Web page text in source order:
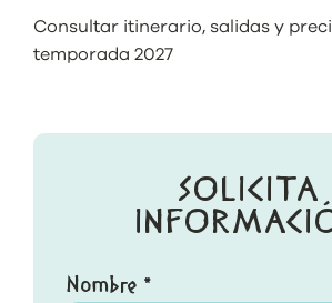
Consultar itinerario, salidas y
temporada 2027
SOLICITA
Nombre *